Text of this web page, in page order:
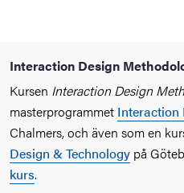
Interaction Design
Kursen Interaction Design
masterprogrammet Interaction
Chalmers, och även som en
Design & Technology på
kurs.